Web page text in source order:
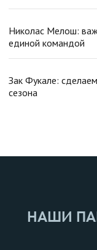
Николас Мелош:
единой командой
Зак Фукале:
сезона
НАШИ